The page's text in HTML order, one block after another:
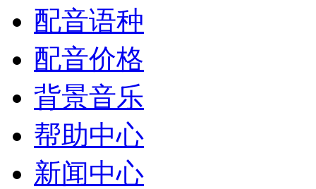
配音语种
配音价格
背景音乐
帮助中心
新闻中心